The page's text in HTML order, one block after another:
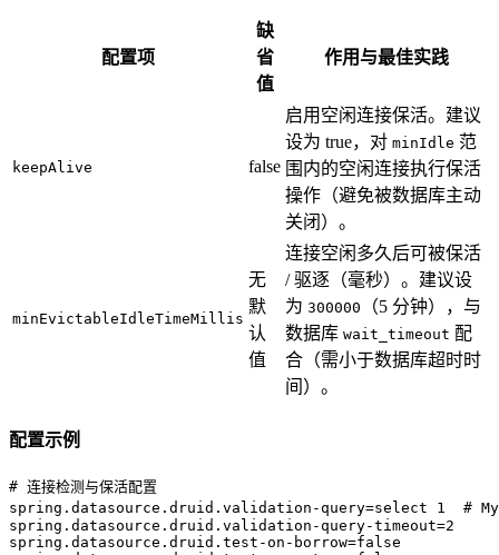
配置项
缺
省
值
作用与最佳实践
keepAlive false
启用空闲连接保活。建议
设为 true，对 minIdle 范
围内的空闲连接执行保活
操作（避免被数据库主动
关闭）。
minEvictableIdleTimeMillis
无
默
认
值
连接空闲多久后可被保活
/ 驱逐（毫秒）。建议设
为 300000
（5 分钟），与
数据库 wait_timeout 配
合（需小于数据库超时时
间）。
配置示例
# 连接检测与保活配置
spring.datasource.druid.validation-query=select 1  #
spring.datasource.druid.validation-query-timeout=2
spring.datasource.druid.test-on-borrow=false